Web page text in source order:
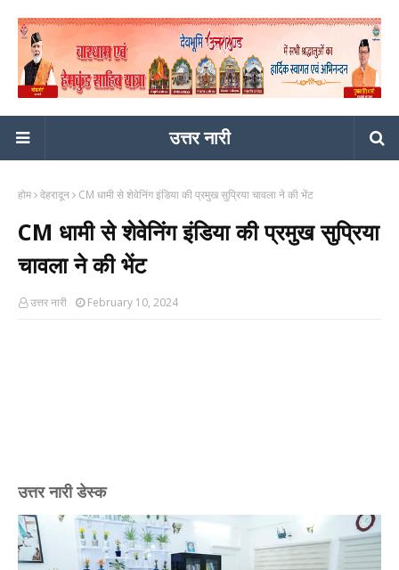
उत्तर नारी
होम देहरादून CM धामी से शेवेनिंग इंडिया की प्रमुख सुप्रिया चावला ने की भेंट
CM धामी से शेवेनिंग इंडिया की प्रमुख सुप्रिया
चावला ने की भेंट
उत्तर नारी February 10, 2024
उत्तर नारी डेस्क